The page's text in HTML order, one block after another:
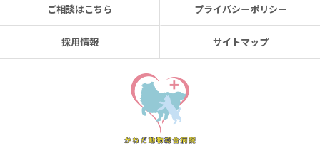
ご相談はこちら プライバシーポリシー
採用情報 サイトマップ